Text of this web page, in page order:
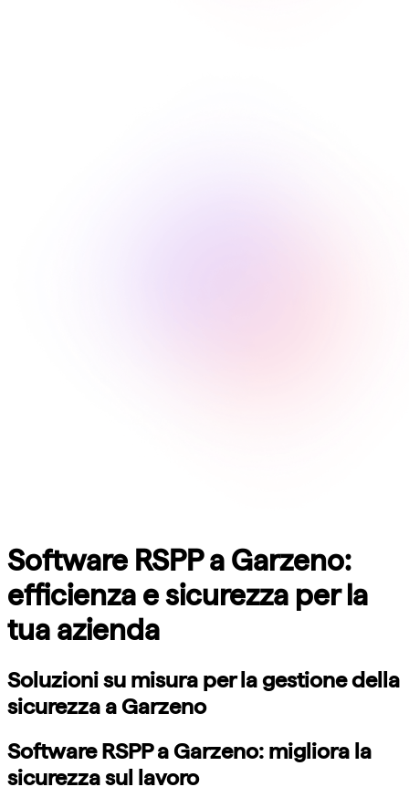
Software RSPP a Garzeno:
efficienza e sicurezza per la
tua azienda
Soluzioni su misura per la gestione della
sicurezza a Garzeno
Software RSPP a Garzeno: migliora la
sicurezza sul lavoro